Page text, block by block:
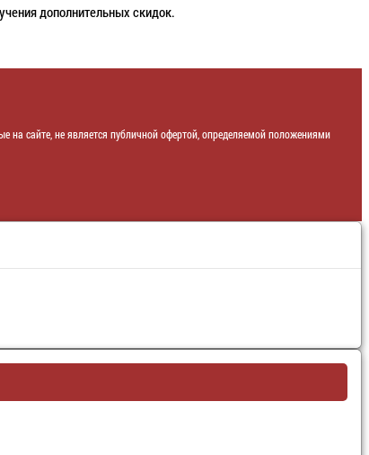
дополнительных скидок.
сайте, не является публичной офертой, определяемой положениями